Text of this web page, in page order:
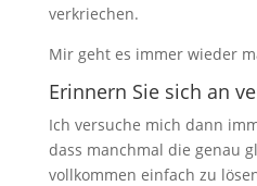
verkriechen.
Mir geht es immer wieder
Erinnern Sie sich an
Ich versuche mich dann
dass manchmal die genau
vollkommen einfach zu